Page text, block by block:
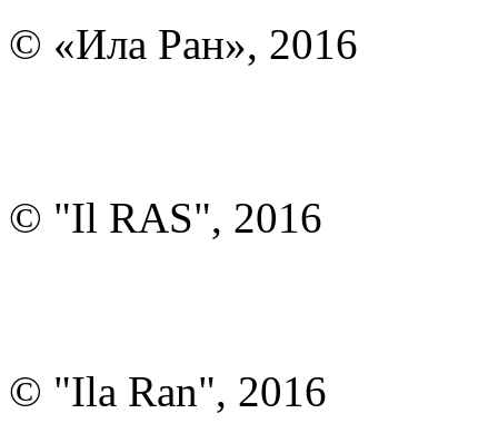
© «Ила Ран», 2016
© "Il RAS", 2016
© "Ila Ran", 2016